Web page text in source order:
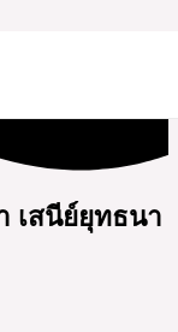
เสนีย์ยุทธนา